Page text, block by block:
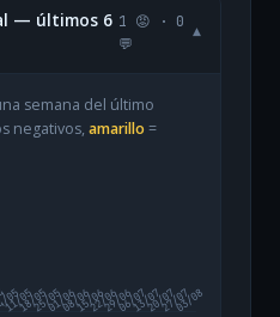
— últimos 6 1 😡 · 0
💬
▾
semana del último
negativos, amarillo =
05
11/0518/0525/0501/0608/0615/0622/0629/0606/0713/0720/0727/07
03/08